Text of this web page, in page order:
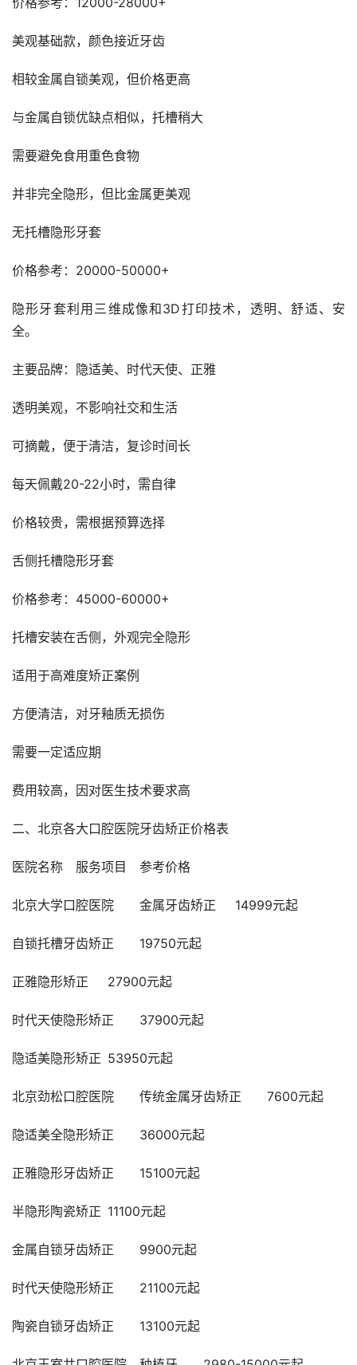
美观基础款，颜色接近牙齿
相较金属自锁美观，但价格更高
与金属自锁优缺点相似，托槽稍大
需要避免食用重色食物
并非完全隐形，但比金属更美观
无托槽隐形牙套
价格参考：20000-50000+
隐形牙套利用三维成像和3D打印技术，透明、舒适、安
全。
主要品牌：隐适美、时代天使、正雅
透明美观，不影响社交和生活
可摘戴，便于清洁，复诊时间长
每天佩戴20-22小时，需自律
价格较贵，需根据预算选择
舌侧托槽隐形牙套
价格参考：45000-60000+
托槽安装在舌侧，外观完全隐形
适用于高难度矫正案例
方便清洁，对牙釉质无损伤
需要一定适应期
费用较高，因对医生技术要求高
二、北京各大口腔医院牙齿矫正价格表